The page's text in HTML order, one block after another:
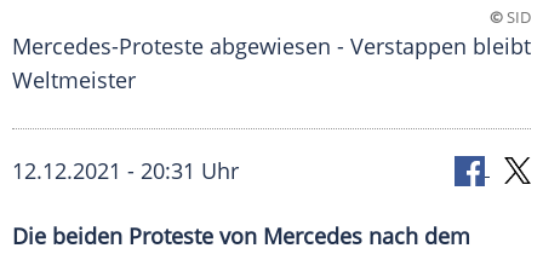
©SID
Mercedes-Proteste abgewiesen - Verstappen bleibt
Weltmeister
12.12.2021 - 20:31 Uhr
Die beiden Proteste von Mercedes nach dem